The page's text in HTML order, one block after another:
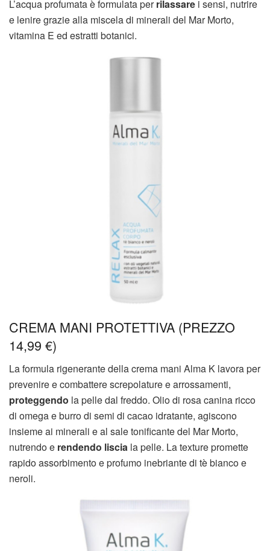
L’acqua profumata è formulata perrilassare i sensi, nutrire
e lenire grazie alla miscela di minerali del Mar Morto,
vitamina E ed estratti botanici.
CREMA MANI PROTETTIVA (PREZZO
14,99 €)
La formula rigenerante della crema mani Alma K lavora per
prevenire e combattere screpolature e arrossamenti,
proteggendo la pelle dal freddo. Olio di rosa canina ricco
di omega e burro di semi di cacao idratante, agiscono
insieme ai minerali e al sale tonificante del Mar Morto,
nutrendo e rendendo liscia la pelle. La texture promette
rapido assorbimento e profumo inebriante di tè bianco e
neroli.